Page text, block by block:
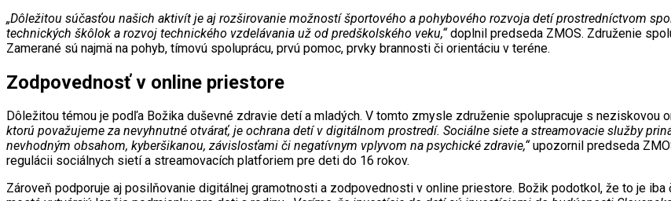
„Dôležitou súčasťou našich aktivít je aj rozširovanie možností športového a pohybového rozvoja detí prostredníctvom
technických škôlok a rozvoj technického vzdelávania už od predškolského veku,“doplnil predseda ZMOS. Združenie
Zamerané sú najmä na pohyb, tímovú spoluprácu, prvú pomoc, prvky brannosti či orientáciu v teréne.
Zodpovednosť v online priestore
Dôležitou témou je podľa Božika duševné zdravie detí a mladých. V tomto zmysle združenie spolupracuje s neziskovou
ktorú považujeme za nevyhnutné otvárať, je ochrana detí v digitálnom prostredí. Sociálne siete a streamovacie služby
nevhodným obsahom, kyberšikanou, závislosťami či negatívnym vplyvom na psychické zdravie,“ upozornil predseda
regulácii sociálnych sietí a streamovacích platforiem pre deti do 16 rokov.
Zároveň podporuje aj posilňovanie digitálnej gramotnosti a zodpovednosti v online priestore. Božik podotkol, že to je